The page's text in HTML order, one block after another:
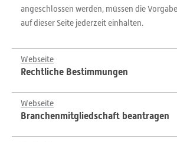
angeschlossen werden, müssen die
auf dieser Seite jederzeit einhalten.
Webseite
Rechtliche Bestimmungen
Webseite
Branchenmitgliedschaft beantragen